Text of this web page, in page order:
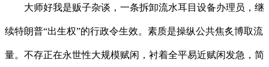
大师好我是贩子杂谈，一条拆卸流水耳目设备办理员，继
续特朗普“出生权”的行政令生效。素质是操纵公共焦炙博取流
量。不存正在永世性大规模赋闲，衬着全平易近赋闲发急，简